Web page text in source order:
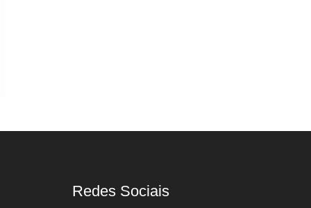
Redes Sociais